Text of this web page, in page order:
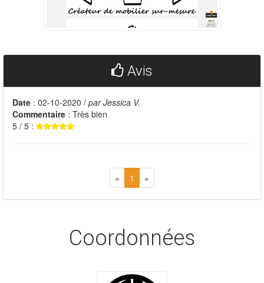
Avis
Date : 02-10-2020 / par Jessica V.
Commentaire : Très bien
5 / 5 :
« 1 »
Coordonnées